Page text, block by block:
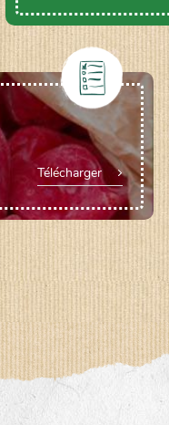
Télécharger